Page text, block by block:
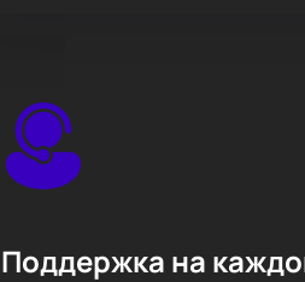
Поддержка на